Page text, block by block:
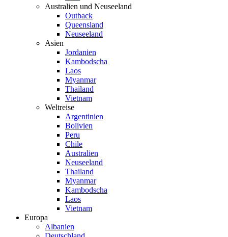
Australien und Neuseeland
Outback
Queensland
Neuseeland
Asien
Jordanien
Kambodscha
Laos
Myanmar
Thailand
Vietnam
Weltreise
Argentinien
Bolivien
Peru
Chile
Australien
Neuseeland
Thailand
Myanmar
Kambodscha
Laos
Vietnam
Europa
Albanien